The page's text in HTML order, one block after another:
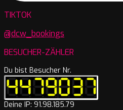
TIKTOK
@dcw_bookings
BESUCHER-ZÄHLER
Du bist Besucher Nr.
Deine IP: 91.98.185.79